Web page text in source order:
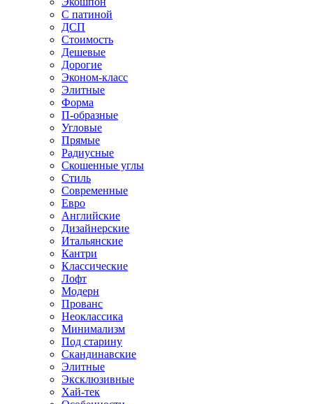
С патиной
ДСП
Стоимость
Дешевые
Дорогие
Эконом-класс
Элитные
Форма
П-образные
Угловые
Прямые
Радиусные
Скошенные углы
Стиль
Современные
Евро
Английские
Дизайнерские
Итальянские
Кантри
Классические
Лофт
Модерн
Прованс
Неоклассика
Минимализм
Под старину
Скандинавские
Элитные
Эксклюзивные
Хай-тек